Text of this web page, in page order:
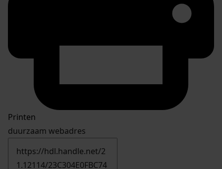
Printen
duurzaam webadres